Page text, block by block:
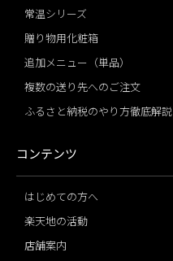
常温シリーズ
贈り物用化粧箱
追加メニュー（単品）
複数の送り先へのご注文
ふるさと納税のやり方徹底解説
コンテンツ
はじめての方へ
楽天地の活動
店舗案内